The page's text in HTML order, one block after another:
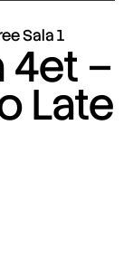
Sala 1
4et –
Late